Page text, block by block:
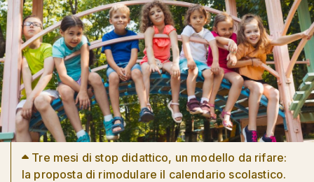
Tre mesi di stop didattico, un modello da rifare:
la proposta di rimodulare il calendario scolastico.